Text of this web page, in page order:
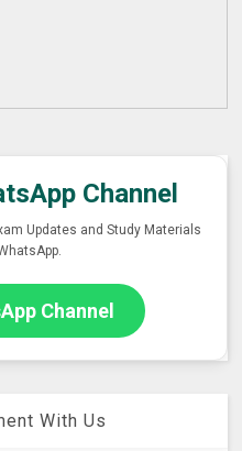
Channel
Updates and Study Materials
Channel
With Us